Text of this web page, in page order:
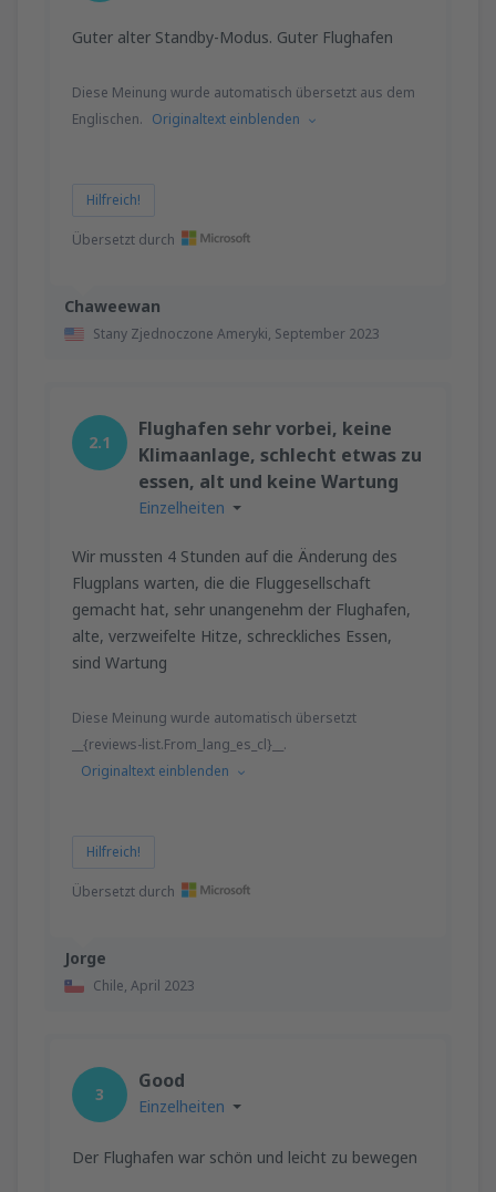
Chaweewan
Stany Zjednoczone Ameryki, September 2023
Guter alter Standby-Modus. Guter Flughafen
Diese Meinung wurde automatisch übersetzt aus dem
Englischen. Originaltext einblenden
Hilfreich!
Übersetzt durch
Jorge
Chile, April 2023
2.1
Flughafen sehr vorbei, keine
Klimaanlage, schlecht etwas zu
essen, alt und keine Wartung
Einzelheiten
Wir mussten 4 Stunden auf die Änderung des
Flugplans warten, die die Fluggesellschaft
gemacht hat, sehr unangenehm der Flughafen,
alte, verzweifelte Hitze, schreckliches Essen,
sind Wartung
Diese Meinung wurde automatisch übersetzt
__{reviews-list.From_lang_es_cl}__.
Originaltext einblenden
Hilfreich!
Übersetzt durch
3
Good
Einzelheiten
Der Flughafen war schön und leicht zu bewegen